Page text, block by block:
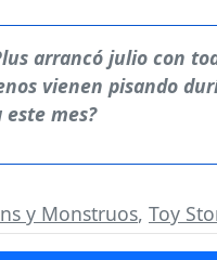
y Monstruos, Toy